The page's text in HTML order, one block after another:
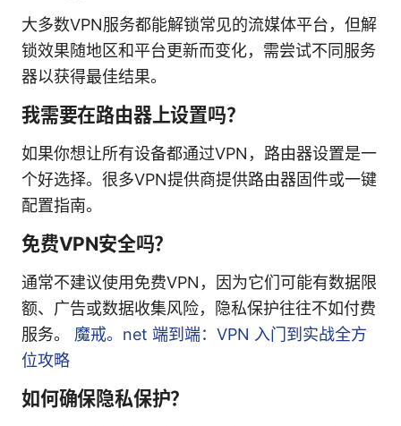
大多数VPN服务都能解锁常见的流媒体平台，但解
锁效果随地区和平台更新而变化，需尝试不同服务
器以获得最佳结果。
我需要在路由器上设置吗？
如果你想让所有设备都通过VPN，路由器设置是一
个好选择。很多VPN提供商提供路由器固件或一键
配置指南。
免费VPN安全吗？
通常不建议使用免费VPN，因为它们可能有数据限
额、广告或数据收集风险，隐私保护往往不如付费
服务。 魔戒。net 端到端：VPN 入门到实战全方
位攻略
如何确保隐私保护？